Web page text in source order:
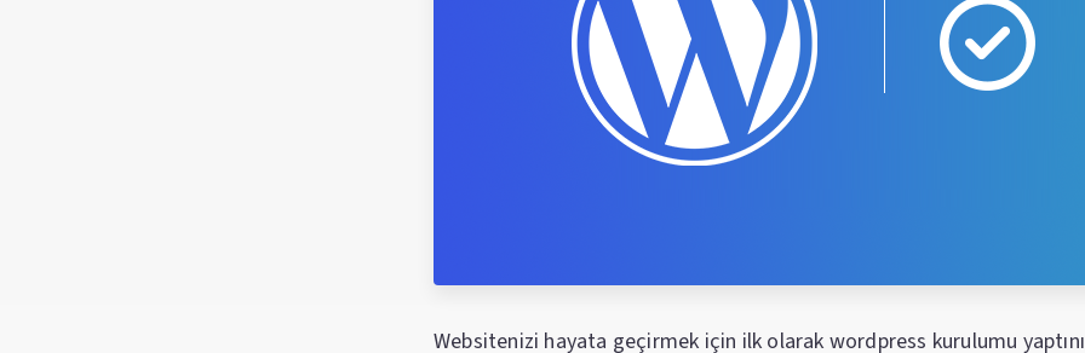
Websitenizi hayata geçirmek için ilk olarak wordpress kurulumu